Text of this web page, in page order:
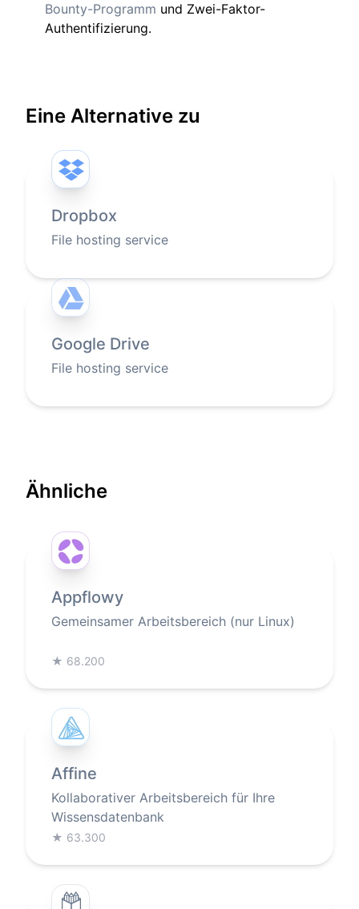
Bounty-Programm und Zwei-Faktor-
Authentifizierung.
Eine Alternative zu
Dropbox
File hosting service
Google Drive
File hosting service
Ähnliche
Appflowy
Gemeinsamer Arbeitsbereich (nur Linux)
★ 68.200
Affine
Kollaborativer Arbeitsbereich für Ihre
Wissensdatenbank
★ 63.300